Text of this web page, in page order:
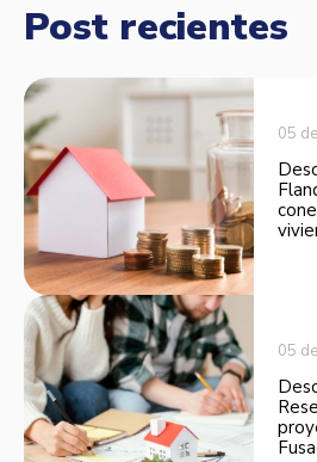
Post recientes
05
05